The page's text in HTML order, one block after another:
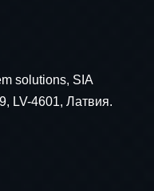
solutions, SIA
LV-4601, Латвия.